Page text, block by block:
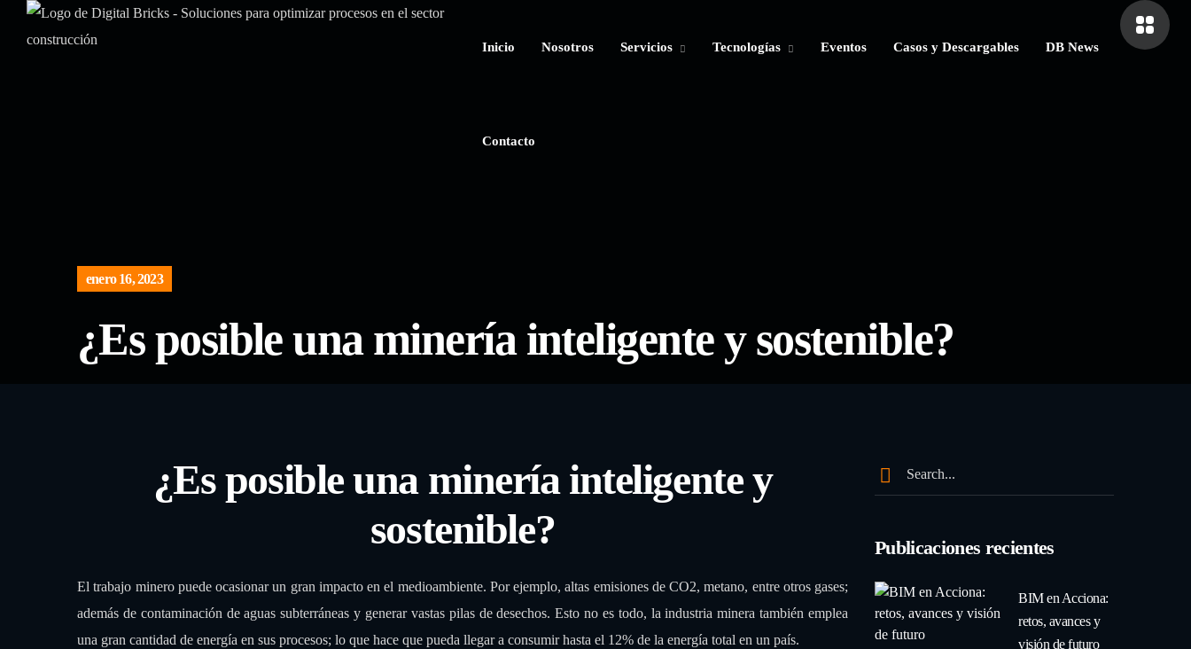
Inicio Nosotros Servicios Tecnologías Eventos Casos y Descargables DB News
Contacto
Contacto
enero 16, 2023
¿Es posible una minería inteligente y sostenible?
¿Es posible una minería inteligente y
sostenible?
El trabajo minero puede ocasionar un gran impacto en el medioambiente. Por ejemplo, altas emisiones de CO2, metano, entre otros gases;
además de contaminación de aguas subterráneas y generar vastas pilas de desechos. Esto no es todo, la industria minera también emplea
una gran cantidad de energía en sus procesos; lo que hace que pueda llegar a consumir hasta el 12% de la energía total en un país.
Publicaciones recientes
BIM en Acciona:
retos, avances y
visión de futuro